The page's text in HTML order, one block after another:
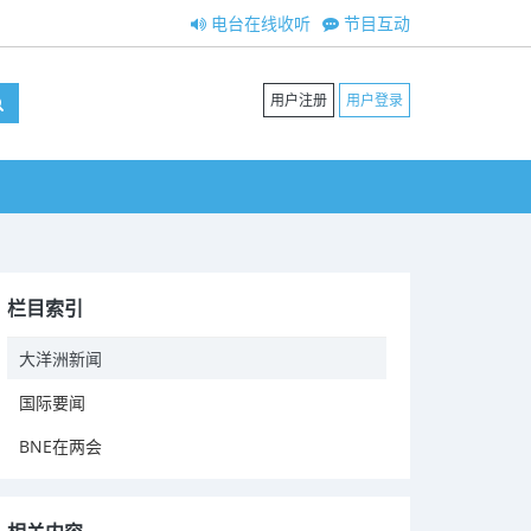
节目互动
电台在线收听
用户注册 用户登录
栏目索引
大洋洲新闻
国际要闻
BNE在两会